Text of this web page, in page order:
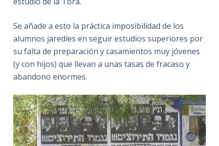
Se añade a esto la práctica imposibilidad de los
alumnos jaredíes en seguir estudios superiores por
su falta de preparación y casamientos muy jóvenes
(y con hijos) que llevan a unas tasas de fracaso y
abandono enormes.